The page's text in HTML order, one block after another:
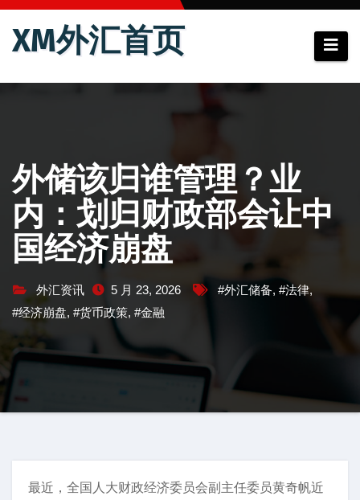
跳
XM外汇首页
外储该归谁管理？业
内：划归财政部会让中
国经济崩盘
外汇资讯 5 月 23, 2026 #外汇储备, #法律,
#经济崩盘, #货币政策, #金融
最近，全国人大财政经济委员会副主任委员黄奇帆近